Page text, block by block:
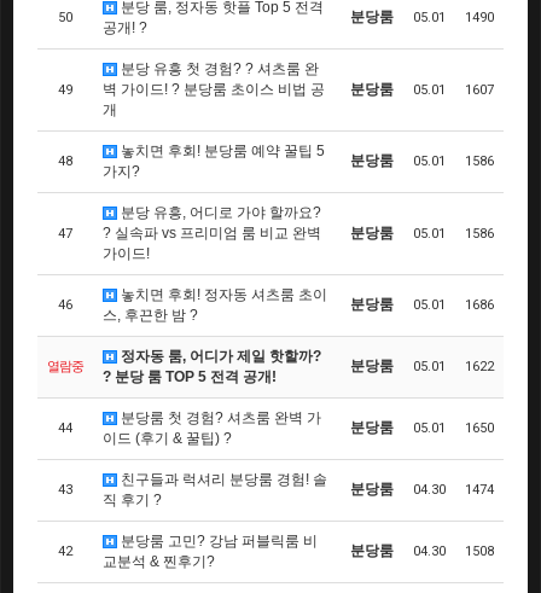
50
분당 룸, 정자동 핫플 Top 5 전격
공개! ?
분당룸 05.01 1490
49
분당 유흥 첫 경험? ? 셔츠룸 완
벽 가이드! ? 분당룸 초이스 비법 공
개
분당룸 05.01 1607
48
놓치면 후회! 분당룸 예약 꿀팁 5
가지?
분당룸 05.01 1586
47
분당 유흥, 어디로 가야 할까요?
? 실속파 vs 프리미엄 룸 비교 완벽
가이드!
분당룸 05.01 1586
46
놓치면 후회! 정자동 셔츠룸 초이
스, 후끈한 밤 ?
분당룸 05.01 1686
열람중
정자동 룸, 어디가 제일 핫할까?
? 분당 룸 TOP 5 전격 공개!
분당룸 05.01 1622
44
분당룸 첫 경험? 셔츠룸 완벽 가
이드 (후기 & 꿀팁) ?
분당룸 05.01 1650
43
친구들과 럭셔리 분당룸 경험! 솔
직 후기 ?
분당룸 04.30 1474
42
분당룸 고민? 강남 퍼블릭룸 비
교분석 & 찐후기?
분당룸 04.30 1508